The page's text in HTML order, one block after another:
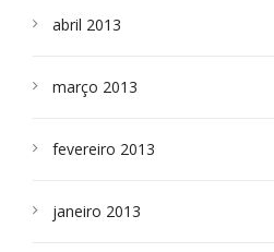
abril 2013
março 2013
fevereiro 2013
janeiro 2013